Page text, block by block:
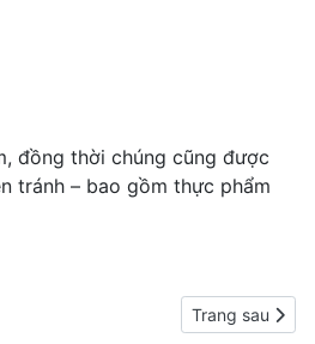
đồng thời chúng cũng được
tránh – bao gồm thực phẩm
Next article:
Trang sau